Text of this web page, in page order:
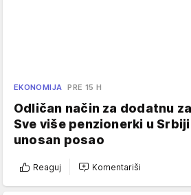
EKONOMIJA PRE 15 H
Odličan način za dodatnu
Sve više penzionerki u
unosan posao
Reaguj Komentariši